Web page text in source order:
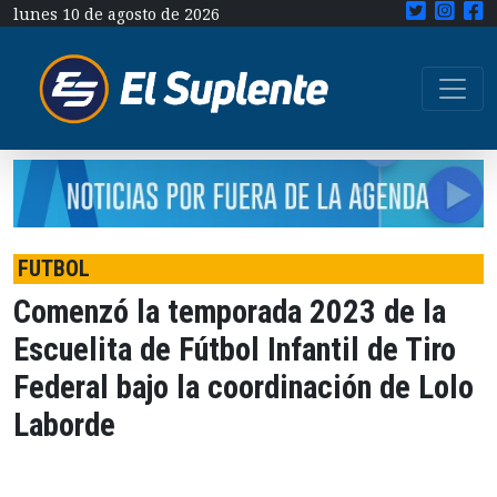
lunes 10 de agosto de 2026
FUTBOL
Comenzó la temporada 2023 de la
Escuelita de Fútbol Infantil de Tiro
Federal bajo la coordinación de Lolo
Laborde